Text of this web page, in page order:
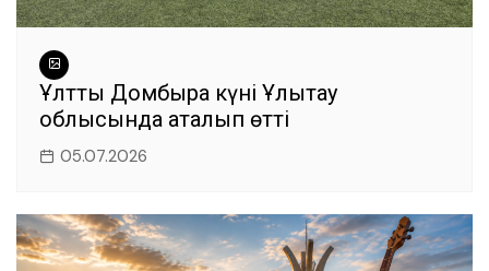
Ұлттық Домбыра күні Ұлытау
облысында аталып өтті
05.07.2026